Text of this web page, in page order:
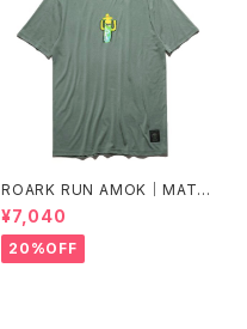
ROARK RUN AMOK｜MATHI
S CORE SS col.FOREST
¥7,040
20%OFF